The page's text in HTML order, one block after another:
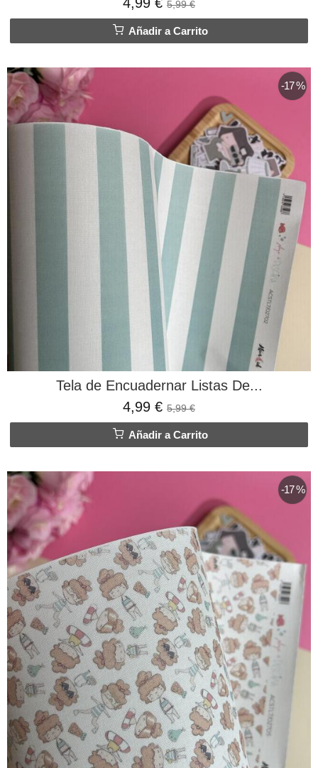
5,99 €
Añadir a Carrito
-17 %
Tela de Encuadernar Listas De...
4,99 € 5,99 €
Añadir a Carrito
-17 %